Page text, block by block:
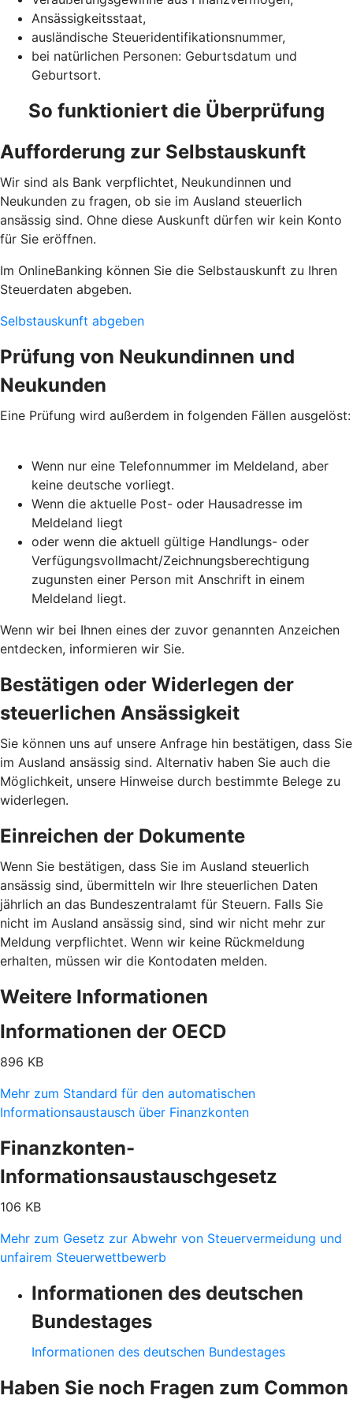
Ansässigkeitsstaat,
ausländische Steueridentifikationsnummer,
bei natürlichen Personen: Geburtsdatum und
Geburtsort.
So funktioniert die Überprüfung
Aufforderung zur Selbstauskunft
Wir sind als Bank verpflichtet, Neukundinnen und
Neukunden zu fragen, ob sie im Ausland steuerlich
ansässig sind. Ohne diese Auskunft dürfen wir kein Konto
für Sie eröffnen.
Im OnlineBanking können Sie die Selbstauskunft zu Ihren
Steuerdaten abgeben.
Selbstauskunft abgeben
Prüfung von Neukundinnen und
Neukunden
Eine Prüfung wird außerdem in folgenden Fällen ausgelöst:
Wenn nur eine Telefonnummer im Meldeland, aber
keine deutsche vorliegt.
Wenn die aktuelle Post- oder Hausadresse im
Meldeland liegt
oder wenn die aktuell gültige Handlungs- oder
Verfügungsvollmacht/Zeichnungsberechtigung
zugunsten einer Person mit Anschrift in einem
Meldeland liegt.
Wenn wir bei Ihnen eines der zuvor genannten Anzeichen
entdecken, informieren wir Sie.
Bestätigen oder Widerlegen der
steuerlichen Ansässigkeit
Sie können uns auf unsere Anfrage hin bestätigen, dass Sie
im Ausland ansässig sind. Alternativ haben Sie auch die
Möglichkeit, unsere Hinweise durch bestimmte Belege zu
widerlegen.
Einreichen der Dokumente
Wenn Sie bestätigen, dass Sie im Ausland steuerlich
ansässig sind, übermitteln wir Ihre steuerlichen Daten
jährlich an das Bundeszentralamt für Steuern. Falls Sie
nicht im Ausland ansässig sind, sind wir nicht mehr zur
Meldung verpflichtet. Wenn wir keine Rückmeldung
erhalten, müssen wir die Kontodaten melden.
Weitere Informationen
Informationen der OECD
896 KB
Mehr zum Standard für den automatischen
Informationsaustausch über Finanzkonten
Finanzkonten-
Informationsaustauschgesetz
106 KB
Mehr zum Gesetz zur Abwehr von Steuervermeidung und
unfairem Steuerwettbewerb
Informationen des deutschen
Bundestages
Informationen des deutschen Bundestages
Haben Sie noch Fragen zum Common